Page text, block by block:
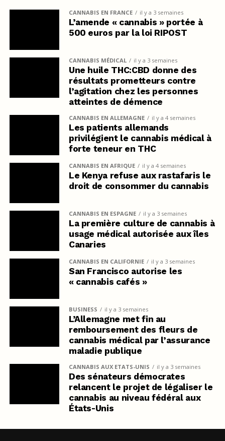
CANNABIS EN FRANCE il y a 3 semaines
L’amende « cannabis » portée à
500 euros par la loi RIPOST
CANNABIS MÉDICAL il y a 3 semaines
Une huile THC:CBD donne des
résultats prometteurs contre
l’agitation chez les personnes
atteintes de démence
CANNABIS EN ALLEMAGNE il y a 4 semaines
Les patients allemands
privilégient le cannabis médical à
forte teneur en THC
CANNABIS EN AFRIQUE il y a 4 semaines
Le Kenya refuse aux rastafaris le
droit de consommer du cannabis
CANNABIS EN ESPAGNE il y a 3 semaines
La première culture de cannabis à
usage médical autorisée aux îles
Canaries
CANNABIS EN CALIFORNIE il y a 3 semaines
San Francisco autorise les
« cannabis cafés »
BUSINESS il y a 3 semaines
L’Allemagne met fin au
remboursement des fleurs de
cannabis médical par l’assurance
maladie publique
CANNABIS AUX ETATS-UNIS il y a 3 semaines
Des sénateurs démocrates
relancent le projet de légaliser le
cannabis au niveau fédéral aux
États-Unis